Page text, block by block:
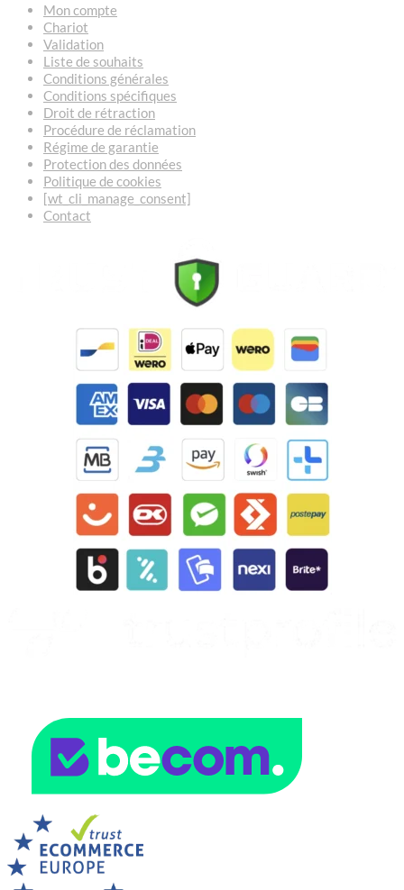
Mon compte
Chariot
Validation
Liste de souhaits
Conditions générales
Conditions spécifiques
Droit de rétraction
Procédure de réclamation
Régime de garantie
Protection des données
Politique de cookies
[wt_cli_manage_consent]
Contact